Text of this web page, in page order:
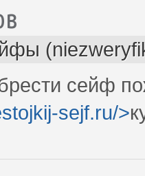
сейф
sejf.ru/>